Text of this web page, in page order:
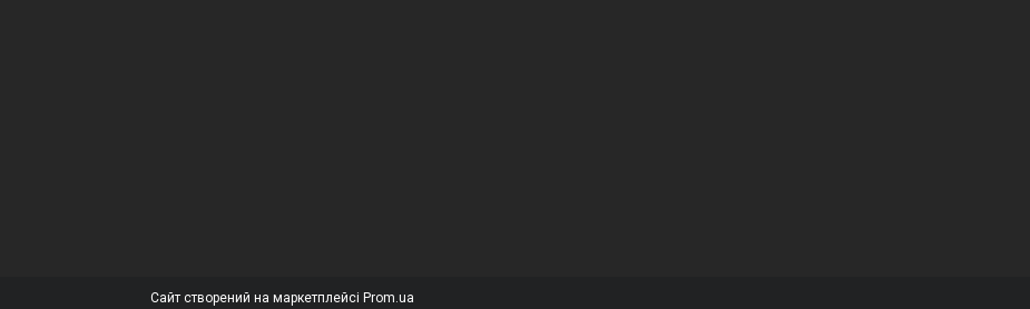
Сайт створений на маркетплейсі Prom.ua